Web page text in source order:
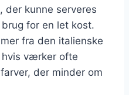
der kunne serveres
for en let kost.
fra den italienske
hvis værker ofte
der minder om